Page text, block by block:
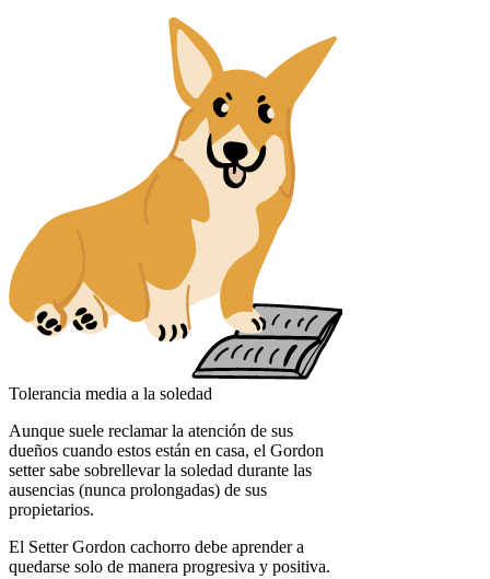
Tolerancia media a la soledad
Aunque suele reclamar la atención de sus
dueños cuando estos están en casa, el Gordon
setter sabe sobrellevar la soledad durante las
ausencias (nunca prolongadas) de sus
propietarios.
El Setter Gordon cachorro debe aprender a
quedarse solo de manera progresiva y positiva.